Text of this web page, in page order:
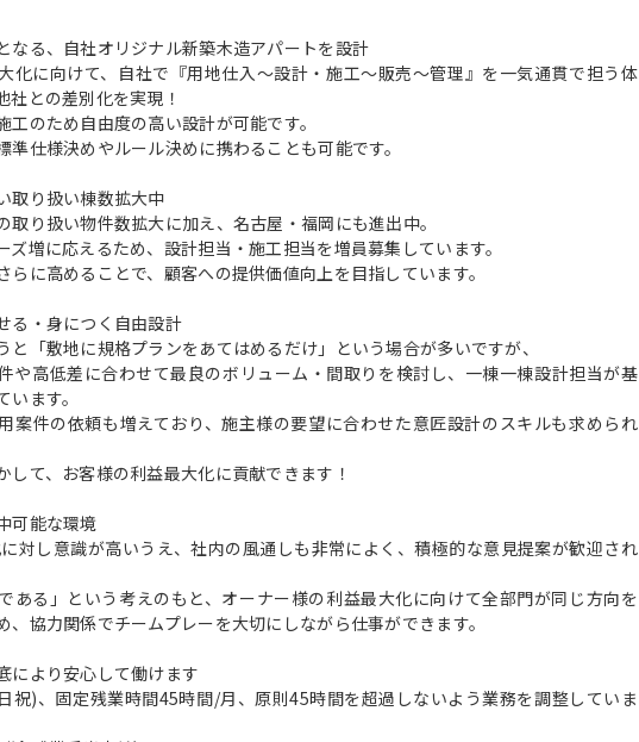
る、自社オリジナル新築木造アパートを設計
化に向けて、自社で『用地仕入～設計・施工～販売～管理』を一気通貫で担う体
社との差別化を実現！
工のため自由度の高い設計が可能です。
準仕様決めやルール決めに携わることも可能です。
取り扱い棟数拡大中
取り扱い物件数拡大に加え、名古屋・福岡にも進出中。
ズ増に応えるため、設計担当・施工担当を増員募集しています。
らに高めることで、顧客への提供価値向上を目指しています。
る・身につく自由設計
と「敷地に規格プランをあてはめるだけ」という場合が多いですが、
や高低差に合わせて最良のボリューム・間取りを検討し、一棟一棟設計担当が基
ます。
案件の依頼も増えており、施主様の要望に合わせた意匠設計のスキルも求められ
して、お客様の利益最大化に貢献できます！
可能な環境
対し意識が高いうえ、社内の風通しも非常によく、積極的な意見提案が歓迎され
ある」という考えのもと、オーナー様の利益最大化に向けて全部門が同じ方向を
、協力関係でチームプレーを大切にしながら仕事ができます。
により安心して働けます
祝)、固定残業時間45時間/月、原則45時間を超過しないよう業務を調整していま